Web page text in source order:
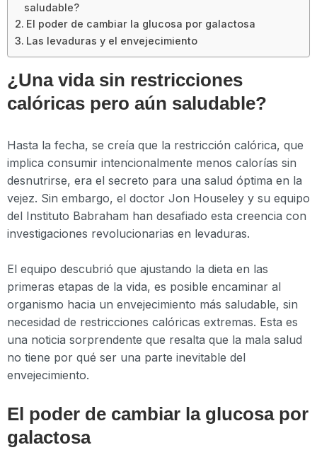
saludable?
El poder de cambiar la glucosa por galactosa
Las levaduras y el envejecimiento
¿Una vida sin restricciones
calóricas pero aún saludable?
Hasta la fecha, se creía que la restricción calórica, que
implica consumir intencionalmente menos calorías sin
desnutrirse, era el secreto para una salud óptima en la
vejez. Sin embargo, el doctor Jon Houseley y su equipo
del Instituto Babraham han desafiado esta creencia con
investigaciones revolucionarias en levaduras.
El equipo descubrió que ajustando la dieta en las
primeras etapas de la vida, es posible encaminar al
organismo hacia un envejecimiento más saludable, sin
necesidad de restricciones calóricas extremas. Esta es
una noticia sorprendente que resalta que la mala salud
no tiene por qué ser una parte inevitable del
envejecimiento.
El poder de cambiar la glucosa por
galactosa